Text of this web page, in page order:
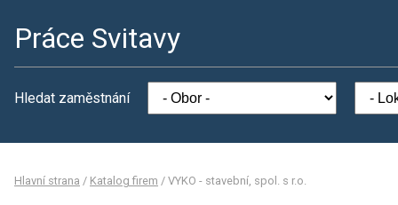
Práce Svitavy
Hledat zaměstnání
Hlavní strana / Katalog firem / VYKO - stavební, spol. s r.o.